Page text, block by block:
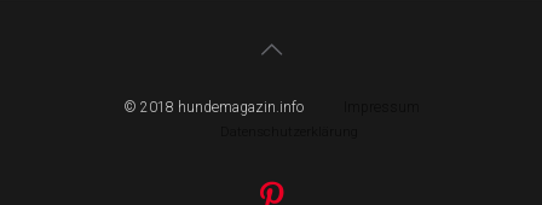
© 2018 hundemagazin.info